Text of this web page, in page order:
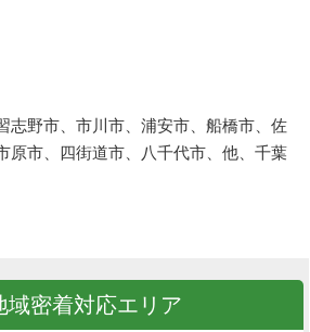
志野市、市川市、浦安市、船橋
街市、市原市、四街道市、八千代
全域